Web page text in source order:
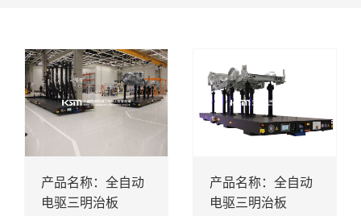
产品名称：全自动
电驱三明治板
产品名称：全自动
电驱三明治板